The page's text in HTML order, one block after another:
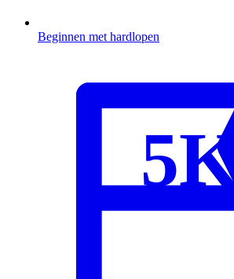
Beginnen met hardlopen
5K